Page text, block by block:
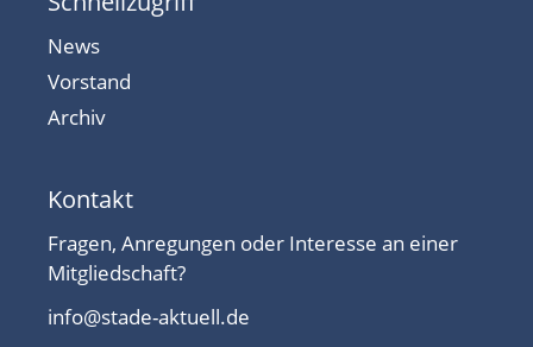
News
Vorstand
Archiv
Kontakt
Fragen, Anregungen oder Interesse an einer
Mitgliedschaft?
info@stade-aktuell.de